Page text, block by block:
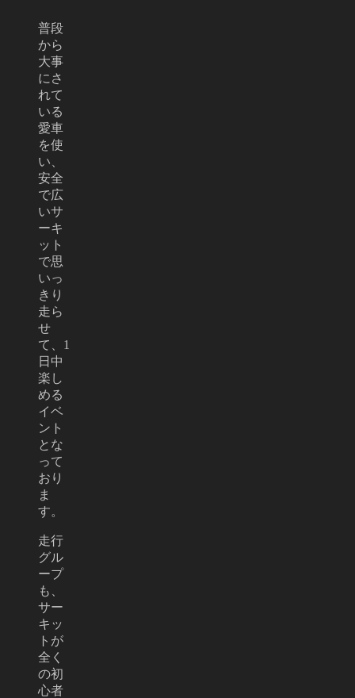
普段
から
大事
にさ
れて
いる
愛車
を使
い、
安全
で広
いサ
ーキ
ット
で思
いっ
きり
走ら
せ
て、1
日中
楽し
める
イベ
ント
とな
って
おり
ま
す。
走行
グル
ープ
も、
サー
キッ
トが
全く
の初
心者